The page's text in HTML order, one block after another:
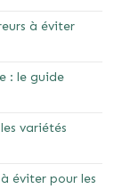
à éviter
: le guide
variétés
éviter pour les